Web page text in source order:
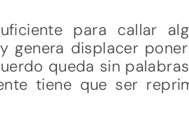
para callar
genera displacer
queda sin
tiene que ser